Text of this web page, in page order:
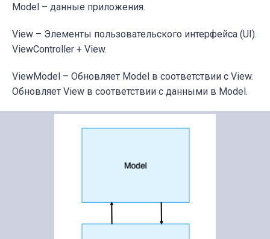
Model – данные приложения.
View – Элементы пользовательского интерфейса (UI).
ViewController + View.
ViewModel – Обновляет Model в соответствии с View.
Обновляет View в соответствии с данными в Model.